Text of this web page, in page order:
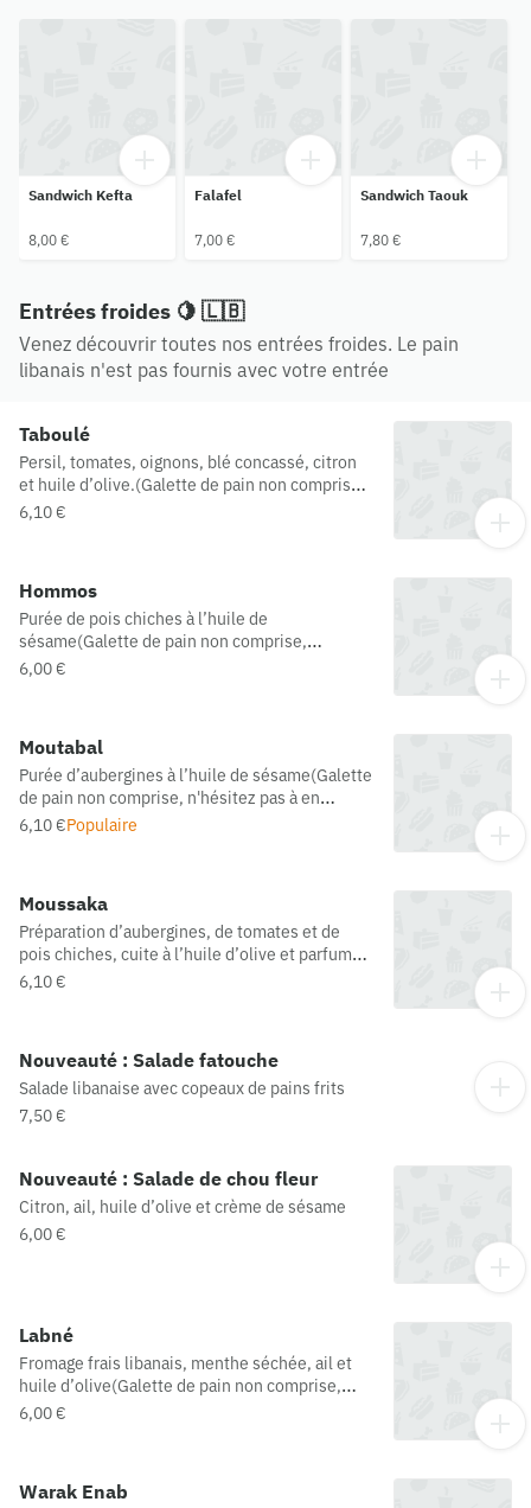
Sandwich Kefta
8,00 €
Falafel
7,00 €
Sandwich Taouk
7,80 €
Entrées froides 🍋 🇱🇧
Venez découvrir toutes nos entrées froides. Le pain
libanais n'est pas fournis avec votre entrée
Taboulé
Persil, tomates, oignons, blé concassé, citron
et huile d’olive.(Galette de pain non comprise,
n'hésitez pas à en ajouter si vous souhaitez
6,10 €
Hommos
Purée de pois chiches à l’huile de
sésame(Galette de pain non comprise,
n'hésitez pas à en ajouter si vous souhaitez
6,00 €
Moutabal
Purée d’aubergines à l’huile de sésame(Galette
de pain non comprise, n'hésitez pas à en
ajouter si vous souhaitez accompagner votre
6,10 €Populaire
Moussaka
Préparation d’aubergines, de tomates et de
pois chiches, cuite à l’huile d’olive et parfumée
aux épices du Liban(Galette de pain non
6,10 €
Nouveauté : Salade fatouche
Salade libanaise avec copeaux de pains frits
7,50 €
Nouveauté : Salade de chou fleur
Citron, ail, huile d’olive et crème de sésame
6,00 €
Labné
Fromage frais libanais, menthe séchée, ail et
huile d’olive(Galette de pain non comprise,
n'hésitez pas à en ajouter si vous souhaitez
6,00 €
Warak Enab